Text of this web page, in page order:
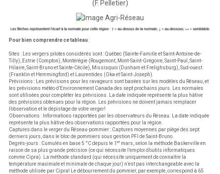
(F. Pelletier)
Pour bien comprendre ce tableau :
Sites : Les vergers pilotes considérés sont : Québec (Sainte-Famille et Saint-Antoine-de-
Tilly), Estrie (Compton), Montérégie (Rougemont, Mont-Saint-Grégoire, Saint-Paul, Saint-
Hilaire, Saint-Bruno et Sainte-Cécile), Missisquoi (Dunham et Frelighsburg), Sud-ouest
(Franklin et Hemmingford) et Laurentides (Oka et Saint-Joseph).
Prévisions : Les prévisions pour les ravageurs sont basées sur les modèles du Réseau, et
les prévisions météo d’Environnement Canada des sept prochains jours. Les normales
sont utilisées pour compléter les prévisions. La date indiquée représente la plus hâtive
des prévisions obtenues pour la région. Les prévisions ne doivent jamais remplacer
l’observation et le dépistage de votre verger!
Observations : Informations rapportées par les observateurs du Réseau. La date indiquée
représente la plus hâtive des observations rapportées pour la région.
Captures dans le verger du Réseau-pommier : Captures moyennes par piège des sept
derniers jours, dans le bloc de pommiers sous gestion PFI de Saint-Bruno.
Degrés-jours : Cumulés en base 5 °C depuis le 1 er mars, selon la méthode Baskerville en
raison de sa plus grande précision (ce qui nécessite l’emploi d’outils informatiques
comme Cipra). La méthode standard (qui nécessite uniquement de connaître la
température maximale et minimale de chaque jour) n’est pas interchangeable avec la
méthode utilisée par Cipra! Le débourrement du pommier, par exemple, correspond à 65